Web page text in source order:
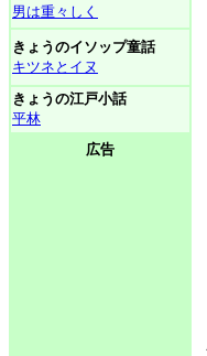
男は重々しく
きょうのイソップ童話
キツネとイヌ
きょうの江戸小話
平林
広告